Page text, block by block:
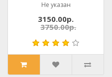
Не указан
3150.00р.
3750.00р.